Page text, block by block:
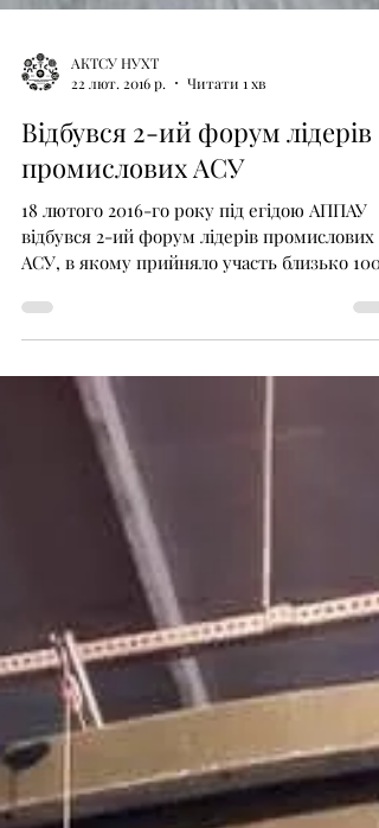
АКТСУ НУХТ
22 лют. 2016 р.
Читати 1 хв
Відбувся 2-ий форум лідерів
промислових АСУ
18 лютого 2016-го року під егідою АППАУ
відбувся 2-ий форум лідерів промислових
АСУ, в якому прийняло участь близько 100
провідних...